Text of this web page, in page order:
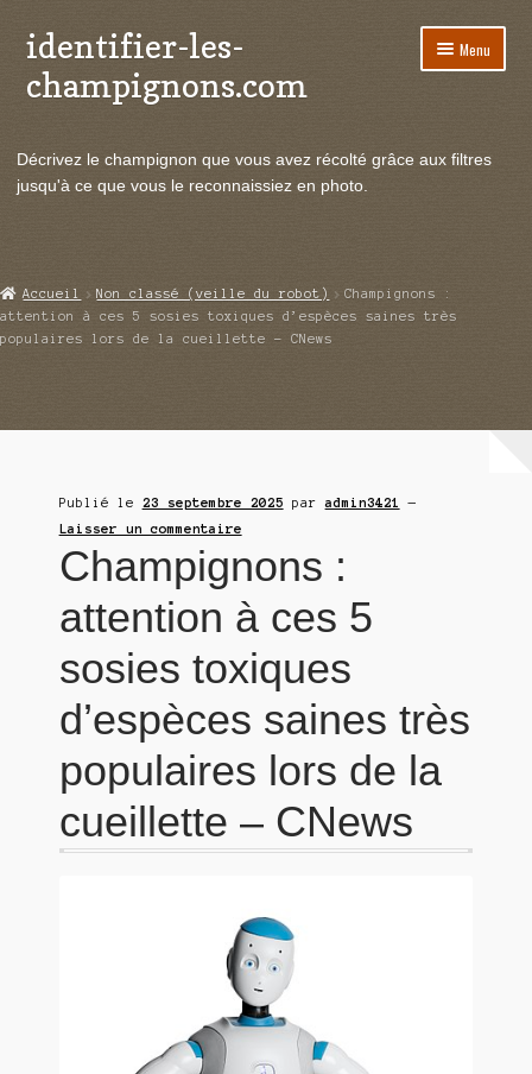
Aller
à
la
Aller
au
contenu
identifier-les-
champignons.com
Menu
le
Actualités
Echanges et contacts
Mycologie
Décrivez le champignon que vous avez récolté grâce aux filtres
jusqu'à ce que vous le reconnaissiez en photo.
Accueil Non classé (veille du robot)
Champignons :
attention à ces 5 sosies toxiques d’espèces saines très
populaires lors de la cueillette – CNews
Publié le 23 septembre 2025 paradmin3421
—
Laisser un commentaire
Champignons :
attention à ces 5
sosies toxiques
d’espèces saines très
populaires lors de la
cueillette – CNews